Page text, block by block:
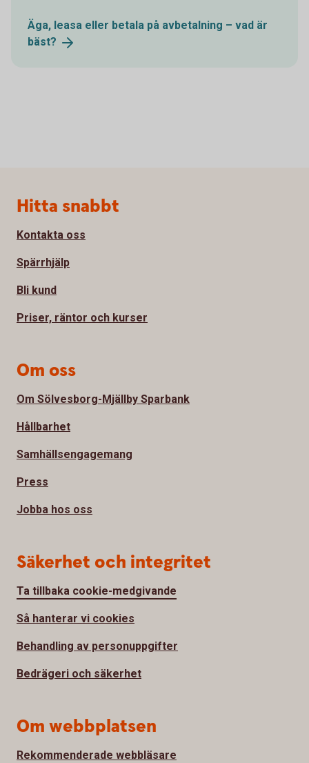
Äga, leasa eller betala på avbetalning – vad är
bäst?
Sidfot
Hitta snabbt
Kontakta oss
Spärrhjälp
Bli kund
Priser, räntor och kurser
Om oss
Om Sölvesborg-Mjällby Sparbank
Hållbarhet
Samhällsengagemang
Press
Jobba hos oss
Säkerhet och integritet
Ta tillbaka cookie-medgivande
Så hanterar vi cookies
Behandling av personuppgifter
Bedrägeri och säkerhet
Om webbplatsen
Rekommenderade webbläsare